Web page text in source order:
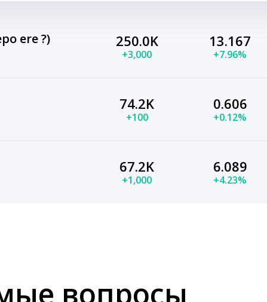
ere ?) 250.0K
+3,000
13.167
+7.96%
74.2K
+100
0.606
+0.12%
67.2K
+1,000
6.089
+4.23%
вопросы